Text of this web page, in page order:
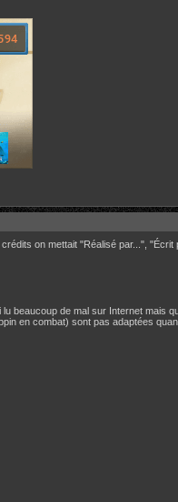
on mettait "Réalisé par...",
beaucoup de mal sur Internet mais
en combat) sont pas adaptées